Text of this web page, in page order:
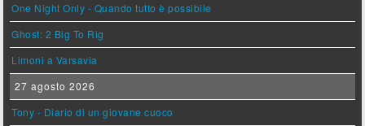
One Night Only - Quando tutto è possibile
Ghost: 2 Big To Rig
Limoni a Varsavia
27 agosto 2026
Tony - Diario di un giovane cuoco